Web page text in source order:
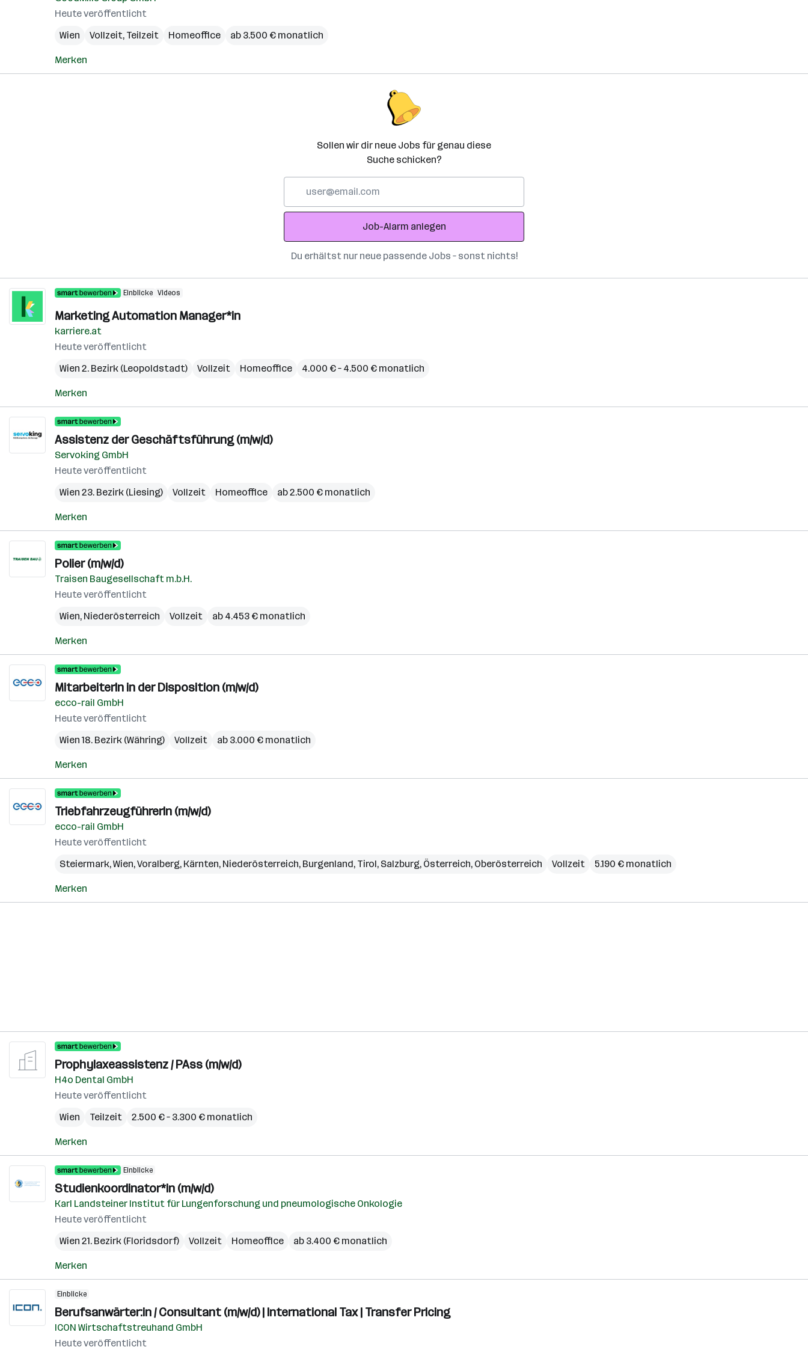
Heute veröffentlicht
Wien
Vollzeit, Teilzeit Homeoffice ab 3.500 € monatlich
Merken
Sollen wir dir neue Jobs für genau diese
Suche schicken?
Adresse
Job-Alarm anlegen
Du erhältst nur neue passende Jobs – sonst nichts!
Einblicke Videos
Marketing Automation Manager*in
karriere.at
Heute veröffentlicht
Wien 2. Bezirk (Leopoldstadt)
Vollzeit Homeoffice 4.000 € – 4.500 € monatlich
Merken
Assistenz der Geschäftsführung (m/w/d)
Servoking GmbH
Heute veröffentlicht
Wien 23. Bezirk (Liesing)
Vollzeit Homeoffice ab 2.500 € monatlich
Merken
Polier (m/w/d)
Traisen Baugesellschaft m.b.H.
Heute veröffentlicht
Wien, Niederösterreich Vollzeit ab 4.453 € monatlich
Merken
MitarbeiterIn in der Disposition (m/w/d)
ecco-rail GmbH
Heute veröffentlicht
Wien 18. Bezirk (Währing)
Vollzeit ab 3.000 € monatlich
Merken
TriebfahrzeugführerIn (m/w/d)
ecco-rail GmbH
Heute veröffentlicht
Steiermark,Wien,Voralberg, Kärnten, Niederösterreich, Burgenland, Tirol, Salzburg, Österreich, Oberösterreich Vollzeit 5.190 € monatlich
Merken
Prophylaxeassistenz / PAss (m/w/d)
H4o Dental GmbH
Heute veröffentlicht
Wien
Teilzeit 2.500 € – 3.300 € monatlich
Merken
Einblicke
Studienkoordinator*in (m/w/d)
Karl Landsteiner Institut für Lungenforschung und pneumologische Onkologie
Heute veröffentlicht
Wien 21. Bezirk (Floridsdorf)
Vollzeit Homeoffice ab 3.400 € monatlich
Merken
Einblicke
Berufsanwärter:in / Consultant (m/w/d) | International Tax | Transfer Pricing
ICON Wirtschaftstreuhand GmbH
Heute veröffentlicht